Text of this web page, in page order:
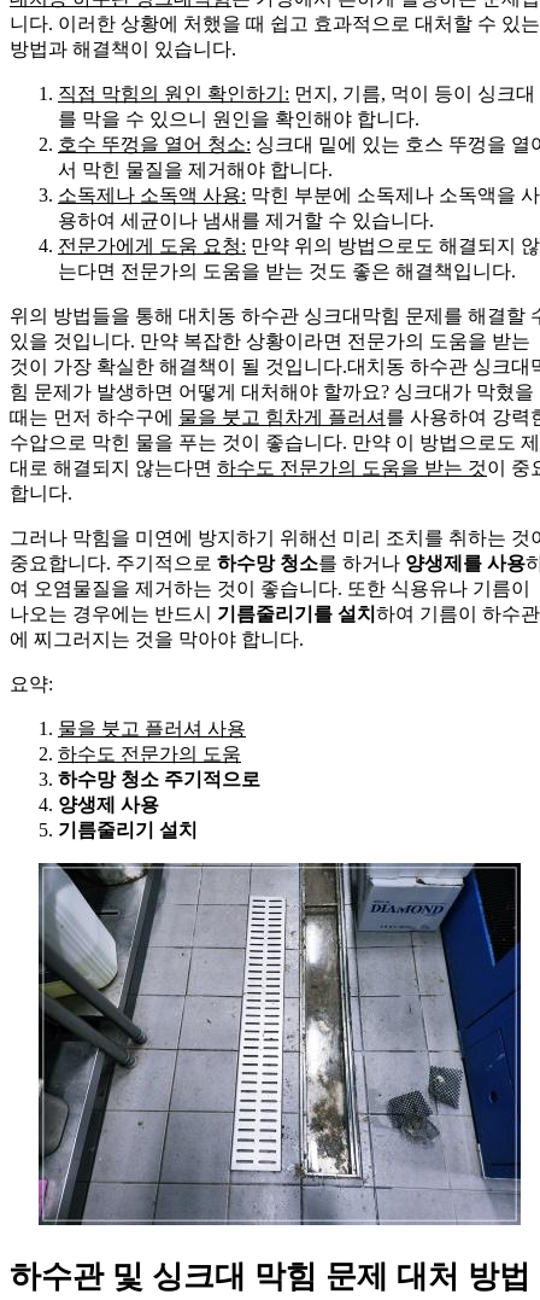
니다. 이러한 상황에 처했을 때 쉽고 효과적으로 대처할 수 있는
방법과 해결책이 있습니다.
직접 막힘의 원인 확인하기: 먼지, 기름, 먹이 등이 싱크대
를 막을 수 있으니 원인을 확인해야 합니다.
호수 뚜껑을 열어 청소: 싱크대 밑에 있는 호스 뚜껑을 열
서 막힌 물질을 제거해야 합니다.
소독제나 소독액 사용: 막힌 부분에 소독제나 소독액을 사
용하여 세균이나 냄새를 제거할 수 있습니다.
전문가에게 도움 요청: 만약 위의 방법으로도 해결되지 않
는다면 전문가의 도움을 받는 것도 좋은 해결책입니다.
위의 방법들을 통해 대치동 하수관 싱크대막힘 문제를 해결할
있을 것입니다. 만약 복잡한 상황이라면 전문가의 도움을 받는
것이 가장 확실한 해결책이 될 것입니다.대치동 하수관 싱크대
힘 문제가 발생하면 어떻게 대처해야 할까요? 싱크대가 막혔을
때는 먼저 하수구에 물을 붓고 힘차게 플러셔 를 사용하여 강력
수압으로 막힌 물을 푸는 것이 좋습니다. 만약 이 방법으로도 제
대로 해결되지 않는다면 하수도 전문가의 도움을 받는 것이 중
합니다.
그러나 막힘을 미연에 방지하기 위해선 미리 조치를 취하는 것
중요합니다. 주기적으로 하수망 청소를 하거나 양생제를 사용
여 오염물질을 제거하는 것이 좋습니다. 또한 식용유나 기름이
나오는 경우에는 반드시 기름줄리기를 설치 하여 기름이 하수관
에 찌그러지는 것을 막아야 합니다.
요약:
물을 붓고 플러셔 사용
하수도 전문가의 도움
하수망 청소 주기적으로
양생제 사용
기름줄리기 설치
하수관 및 싱크대 막힘 문제 대처 방법